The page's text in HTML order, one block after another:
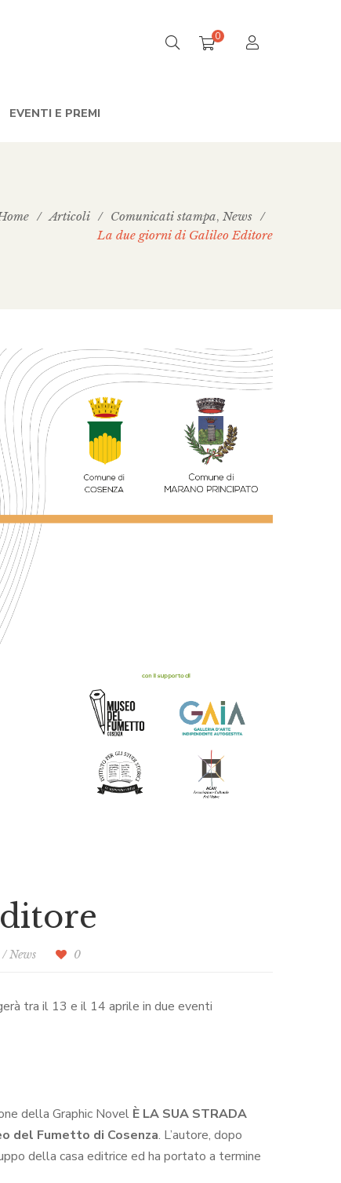
0
EVENTI E PREMI
/ Articoli / Comunicati stampa, News /
La due giorni di Galileo Editore
/News 0
tra il 13 e il 14 aprile in due eventi
della Graphic Novel È LA SUA STRADA
del Fumetto di Cosenza. L’autore, dopo
della casa editrice ed ha portato a termine